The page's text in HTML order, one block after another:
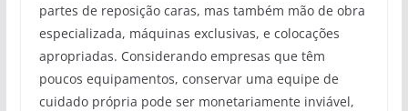
partes de reposição caras, mas também mão de obra
especializada, máquinas exclusivas, e colocações
apropriadas. Considerando empresas que têm
poucos equipamentos, conservar uma equipe de
cuidado própria pode ser monetariamente inviável,